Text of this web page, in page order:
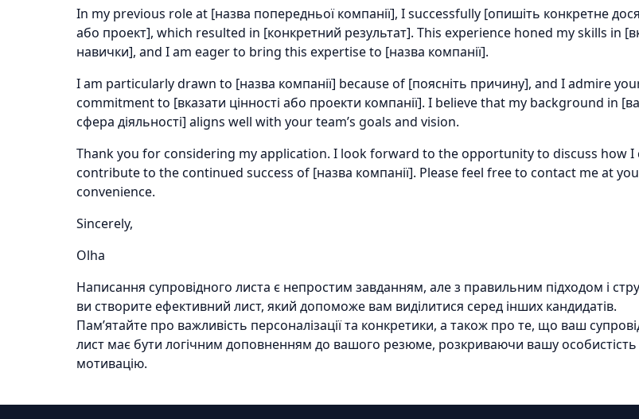
In my previous role at [назва попередньої компанії], I successfully [опишіть конкретне
або проект], which resulted in [конкретний результат]. This experience honed my skills in
навички], and I am eager to bring this expertise to [назва компанії].
I am particularly drawn to [назва компанії] because of [поясніть причину], and I admire
commitment to [вказати цінності або проекти компанії]. I believe that my background in
сфера діяльності] aligns well with your team’s goals and vision.
Thank you for considering my application. I look forward to the opportunity to discuss how I
contribute to the continued success of [назва компанії]. Please feel free to contact me at
convenience.
Sincerely,
Olha
Написання супровідного листа є непростим завданням, але з правильним підходом і
ви створите ефективний лист, який допоможе вам виділитися серед інших кандидатів.
Пам’ятайте про важливість персоналізації та конкретики, а також про те, що ваш
лист має бути логічним доповненням до вашого резюме, розкриваючи вашу особистість
мотивацію.